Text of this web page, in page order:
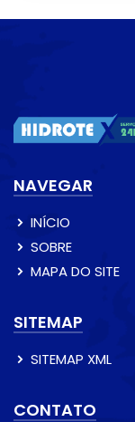
NAVEGAR
INÍCIO
SOBRE
MAPA DO SITE
SITEMAP
SITEMAP XML
CONTATO